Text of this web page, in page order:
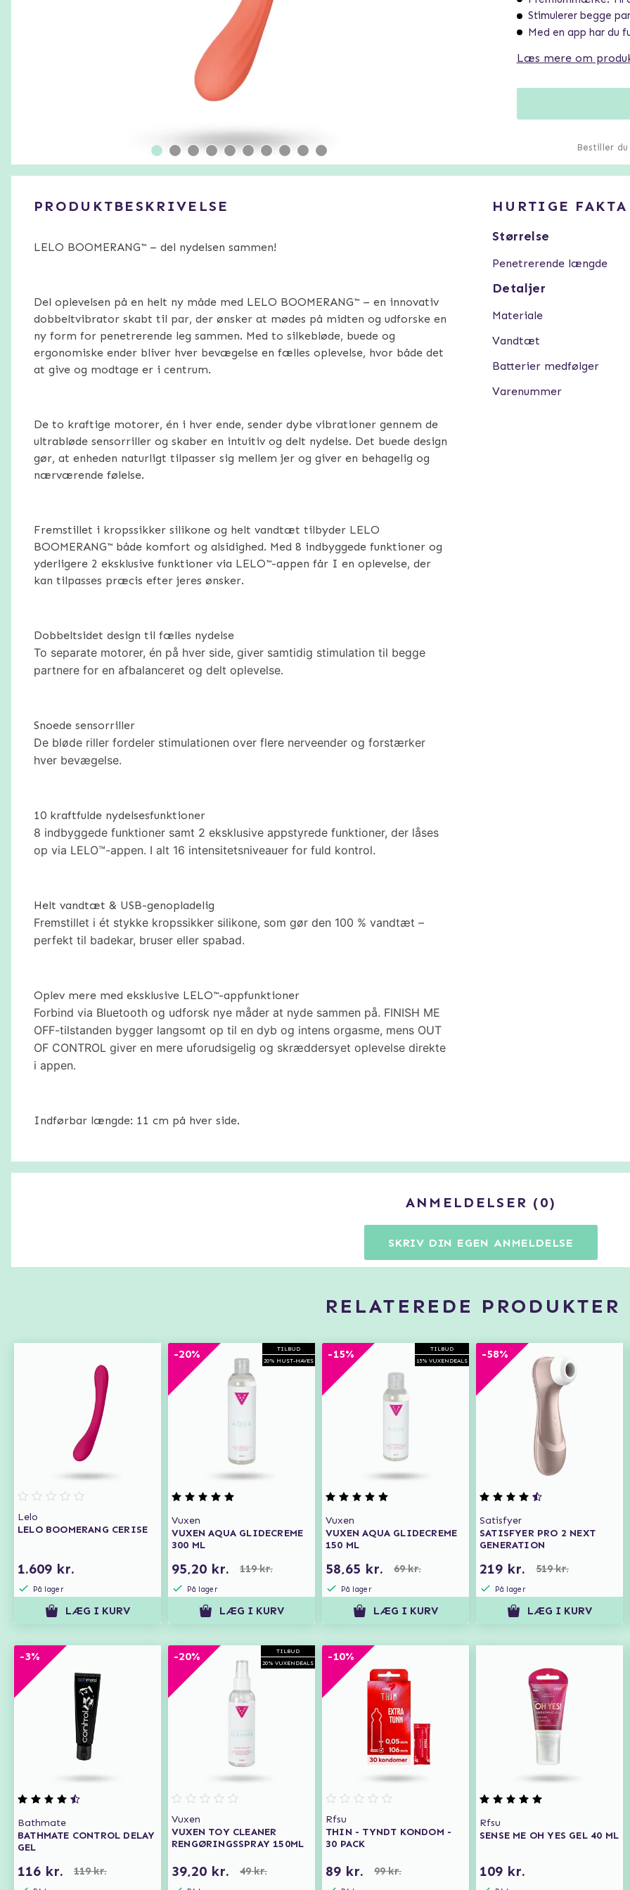
Stimulerer begge
Med en app har du
Læs mere om
Bestiller
PRODUKTBESKRIVELSE
LELO BOOMERANG™ – del nydelsen sammen!
Del oplevelsen på en helt ny måde med LELO BOOMERANG™ – en innovativ
dobbeltvibrator skabt til par, der ønsker at mødes på midten og udforske en
ny form for penetrerende leg sammen. Med to silkebløde, buede og
ergonomiske ender bliver hver bevægelse en fælles oplevelse, hvor både det
at give og modtage er i centrum.
De to kraftige motorer, én i hver ende, sender dybe vibrationer gennem de
ultrabløde sensorriller og skaber en intuitiv og delt nydelse. Det buede design
gør, at enheden naturligt tilpasser sig mellem jer og giver en behagelig og
nærværende følelse.
Fremstillet i kropssikker silikone og helt vandtæt tilbyder LELO
BOOMERANG™ både komfort og alsidighed. Med 8 indbyggede funktioner og
yderligere 2 eksklusive funktioner via LELO™-appen får I en oplevelse, der
kan tilpasses præcis efter jeres ønsker.
Dobbeltsidet design til fælles nydelse
To separate motorer, én på hver side, giver samtidig stimulation til begge
partnere for en afbalanceret og delt oplevelse.
Snoede sensorriller
De bløde riller fordeler stimulationen over flere nerveender og forstærker
hver bevægelse.
10 kraftfulde nydelsesfunktioner
8 indbyggede funktioner samt 2 eksklusive appstyrede funktioner, der låses
op via LELO™-appen. I alt 16 intensitetsniveauer for fuld kontrol.
Helt vandtæt & USB-genopladelig
Fremstillet i ét stykke kropssikker silikone, som gør den 100 % vandtæt –
perfekt til badekar, bruser eller spabad.
Oplev mere med eksklusive LELO™-appfunktioner
Forbind via Bluetooth og udforsk nye måder at nyde sammen på. FINISH ME
OFF-tilstanden bygger langsomt op til en dyb og intens orgasme, mens OUT
OF CONTROL giver en mere uforudsigelig og skræddersyet oplevelse direkte
i appen.
Indførbar længde: 11 cm på hver side.
HURTIGE FAKTA
Størrelse
Penetrerende længde
Detaljer
Materiale
Vandtæt
Batterier medfølger
Varenummer
ANMELDELSER 0
SKRIV DIN EGEN ANMELDELSE
RELATEREDE PRODUKTER
Lelo
LELO BOOMERANG CERISE
1.609 kr.
På lager
LÆG I KURV
TILBUD
20% MUST-HAVES
-20%
Vuxen
VUXEN AQUA GLIDECREME
300 ML
95,20 kr. 119 kr.
På lager
LÆG I KURV
TILBUD
15% VUXENDEALS
-15%
Vuxen
VUXEN AQUA GLIDECREME
150 ML
58,65 kr. 69 kr.
På lager
LÆG I KURV
-58%
Satisfyer
SATISFYER PRO 2 NEXT
GENERATION
219 kr. 519 kr.
På lager
LÆG I KURV
-3%
Bathmate
BATHMATE CONTROL DELAY
GEL
116 kr. 119 kr.
TILBUD
20% VUXENDEALS
-20%
Vuxen
VUXEN TOY CLEANER
RENGØRINGSSPRAY 150ML
39,20 kr. 49 kr.
-10%
Rfsu
THIN - TYNDT KONDOM -
30 PACK
89 kr. 99 kr.
Rfsu
SENSE ME OH YES GEL 40 ML
109 kr.